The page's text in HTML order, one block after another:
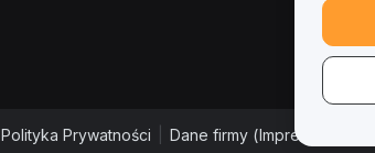
Polityka Prywatności Dane firmy (Impressum)